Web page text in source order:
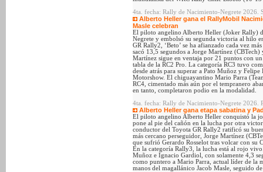
4ta. fecha: Rally de Nacimiento-Negrete 2026.
Alberto Heller gana el RallyMobil
Masle celebran
El piloto angelino Alberto Heller (Joker Rally)
Negrete y embolsó su segunda victoria al hilo
GR Rally2, ‘Beto’ se ha afianzado cada vez
sacó 13,5 segundos a Jorge Martínez
Martínez sigue en ventaja por 21 puntos con
tabla de la RC2 Pro. La categoría RC3 tuvo
desde atrás para superar a Pato Muñoz y
Motorshow. El chiguayantino Mario Parra
RC4, cimentado más aún por el tempranero
en tanto, completaron podio en la modalidad.
4ta. fecha: Rally de Nacimiento-Negrete 2026.
Alberto Heller gana etapa sabatina y
El piloto angelino Alberto Heller conquistó la
pone al pie del cañón en la lucha por otra
conductor del Toyota GR Rally2 ratificó su
más cercano perseguidor, Jorge Martínez
que sufrió Gerardo Rosselot tras volcar con su
En la categoría Rally3, la lucha está al rojo
Muñoz e Ignacio Gardiol, con solamente 4,3
como puntero a Mario Parra, actual líder de la
manos del magallánico Jacob Masle, seguido